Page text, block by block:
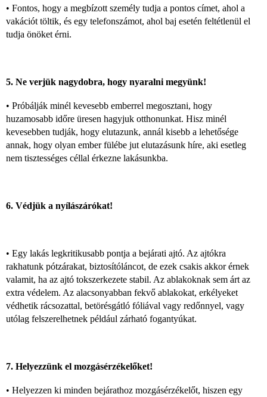
• Fontos, hogy a megbízott személy tudja a pontos címet, ahol a
vakációt töltik, és egy telefonszámot, ahol baj esetén feltétlenül el
tudja önöket érni.
5. Ne verjük nagydobra, hogy nyaralni megyünk!
• Próbálják minél kevesebb emberrel megosztani, hogy
huzamosabb időre üresen hagyjuk otthonunkat. Hisz minél
kevesebben tudják, hogy elutazunk, annál kisebb a lehetősége
annak, hogy olyan ember fülébe jut elutazásunk híre, aki esetleg
nem tisztességes céllal érkezne lakásunkba.
6. Védjük a nyílászárókat!
• Egy lakás legkritikusabb pontja a bejárati ajtó. Az ajtókra
rakhatunk pótzárakat, biztosítóláncot, de ezek csakis akkor érnek
valamit, ha az ajtó tokszerkezete stabil. Az ablakoknak sem árt az
extra védelem. Az alacsonyabban fekvő ablakokat, erkélyeket
védhetik rácsozattal, betörésgátló fóliával vagy redőnnyel, vagy
utólag felszerelhetnek például zárható fogantyúkat.
7. Helyezzünk el mozgásérzékelőket!
• Helyezzen ki minden bejárathoz mozgásérzékelőt, hiszen egy